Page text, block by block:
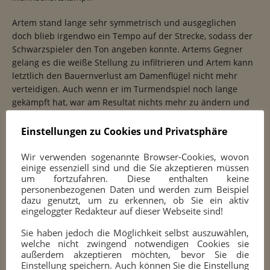
Artem stand lange sehr symmetrisch und ausgeglichen
doch blieb irgendwo ein Tempo auf der Strecke, sodass der
Schwarzspieler den Ton angeben konnte. Artems Gegner
gelang es die weiße Stellung zu infiltrieren und Artem kann
letztlich den Bauernverlust am Damenflügel nicht mehr
verteidigen. Auch wenn er im Turmendspiel noch lange
gekämpft hat, war am Resultat nichts mehr zu ändern und
Ein – unterm Strich
enttäuschender –
Mannschaftspunkt
Glücklicherweise war Peter H. dabei um uns noch den einen
Endspiel mit Mehrbauer massieren bis seine Figuren
effektiv eindringen konnten. Er brachte seine Partie dann
aber nach Hause und der Mannschaftskampf wurde im
Einstellungen zu Cookies und Privatsphäre
Wir verwenden sogenannte Browser-Cookies, wovon
einige essenziell sind und die Sie akzeptieren müssen
um fortzufahren. Diese enthalten keine
personenbezogenen Daten und werden zum Beispiel
dazu genutzt, um zu erkennen, ob Sie ein aktiv
eingeloggter Redakteur auf dieser Webseite sind!
Sie haben jedoch die Möglichkeit selbst auszuwählen,
welche nicht zwingend notwendigen Cookies sie
außerdem akzeptieren möchten, bevor Sie die
Einstellung speichern. Auch können Sie die Einstellung